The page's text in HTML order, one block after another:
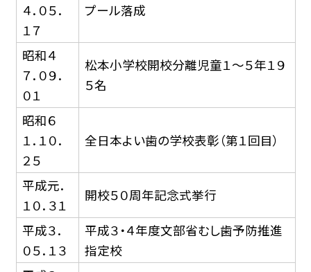
４．０５．
１７
プール落成
昭和４
７．０９．
０１
松本小学校開校分離児童１〜５年１９
５名
昭和６
１．１０．
２５
全日本よい歯の学校表彰（第１回目）
平成元．
１０．３１
開校５０周年記念式挙行
平成３．
０５．１３
平成３・４年度文部省むし歯予防推進
指定校